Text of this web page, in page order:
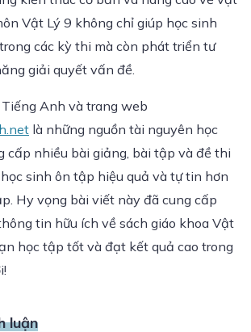
Vật Lý 9 không chỉ giúp học sinh
các kỳ thi mà còn phát triển tư
giải quyết vấn đề.
Anh và trang web
là những nguồn tài nguyên học
cấp nhiều bài giảng, bài tập và đề thi
sinh ôn tập hiệu quả và tự tin hơn
Hy vọng bài viết này đã cung cấp
tin hữu ích về sách giáo khoa Vật
học tập tốt và đạt kết quả cao trong
luận